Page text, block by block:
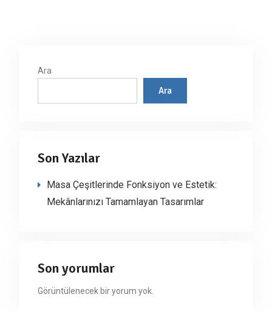
Ara
Ara
Son Yazılar
Masa Çeşitlerinde Fonksiyon ve Estetik:
Mekânlarınızı Tamamlayan Tasarımlar
Son yorumlar
Görüntülenecek bir yorum yok.